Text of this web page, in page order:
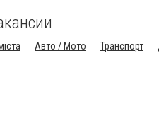
Авто / Мото Транспорт